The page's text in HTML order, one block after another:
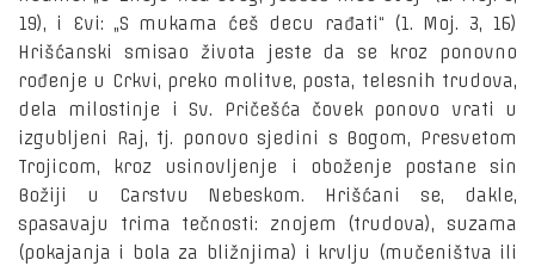
19), i Evi: „S mukama ćeš decu rađati“ (1. Moj. 3, 16)
Hrišćanski smisao života jeste da se kroz ponovno
rođenje u Crkvi, preko molitve, posta, telesnih trudova,
dela milostinje i Sv. Pričešća čovek ponovo vrati u
izgubljeni Raj, tj. ponovo sjedini s Bogom, Presvetom
Trojicom, kroz usinovljenje i oboženje postane sin
Božiji u Carstvu Nebeskom. Hrišćani se, dakle,
spasavaju trima tečnosti: znojem (trudova), suzama
(pokajanja i bola za bližnjima) i krvlju (mučeništva ili